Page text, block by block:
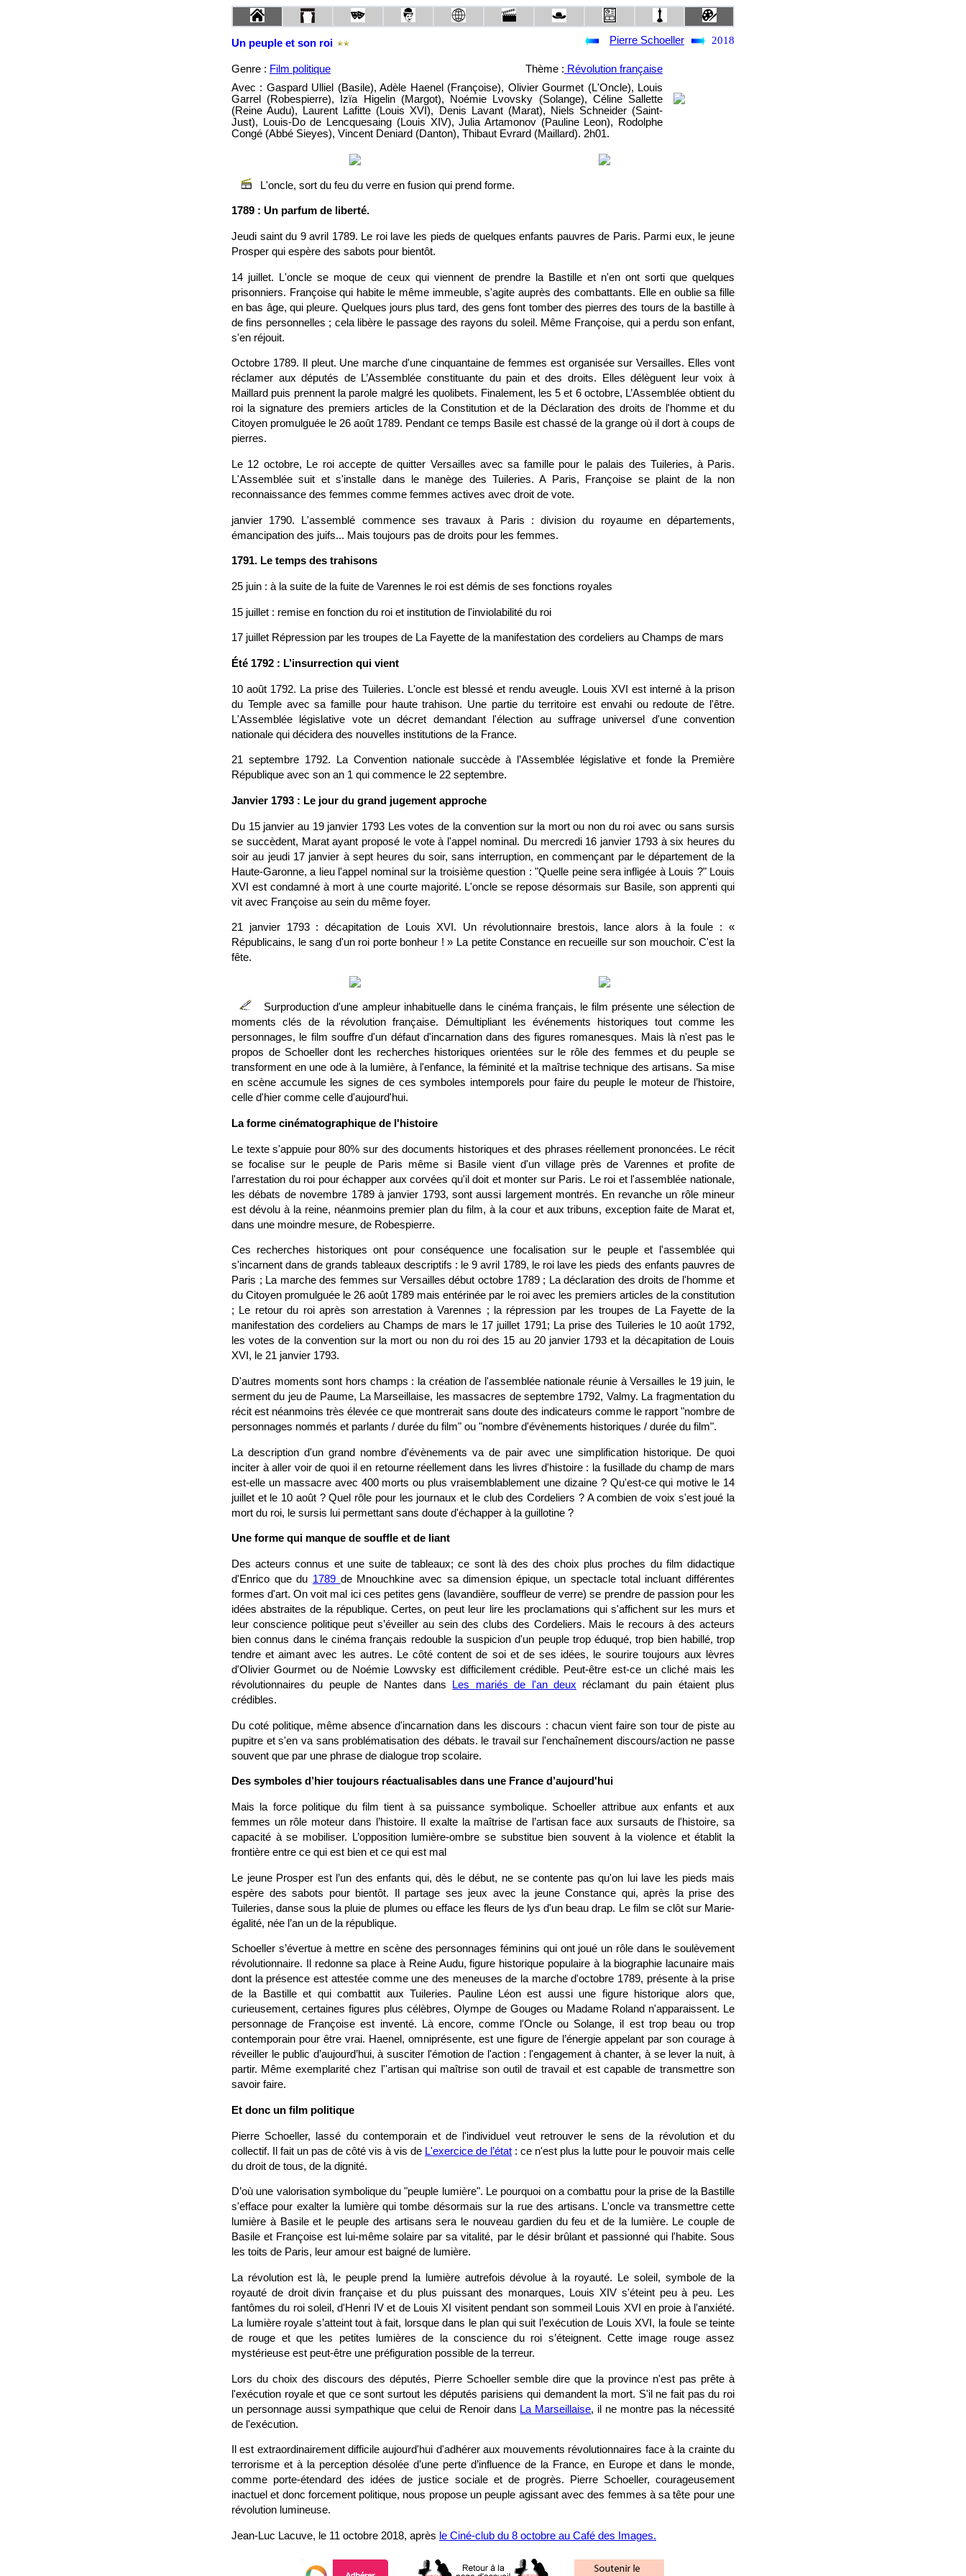
Un peuple et son roi Pierre Schoeller 2018
Genre : Film politique Thème : Révolution française
Avec : Gaspard Ulliel (Basile), Adèle Haenel (Françoise), Olivier Gourmet (L'Oncle), Louis
Garrel (Robespierre), Izïa Higelin (Margot), Noémie Lvovsky (Solange), Céline Sallette
(Reine Audu), Laurent Lafitte (Louis XVI), Denis Lavant (Marat), Niels Schneider (Saint-
Just), Louis-Do de Lencquesaing (Louis XIV), Julia Artamonov (Pauline Leon), Rodolphe
Congé (Abbé Sieyes), Vincent Deniard (Danton), Thibaut Evrard (Maillard). 2h01.
L'oncle, sort du feu du verre en fusion qui prend forme.
1789 : Un parfum de liberté.
Jeudi saint du 9 avril 1789. Le roi lave les pieds de quelques enfants pauvres de Paris. Parmi eux, le jeune
Prosper qui espère des sabots pour bientôt.
14 juillet. L'oncle se moque de ceux qui viennent de prendre la Bastille et n'en ont sorti que quelques
prisonniers. Françoise qui habite le même immeuble, s'agite auprès des combattants. Elle en oublie sa fille
en bas âge, qui pleure. Quelques jours plus tard, des gens font tomber des pierres des tours de la bastille à
de fins personnelles ; cela libère le passage des rayons du soleil. Même Françoise, qui a perdu son enfant,
s'en réjouit.
Octobre 1789. Il pleut. Une marche d'une cinquantaine de femmes est organisée sur Versailles. Elles vont
réclamer aux députés de L’Assemblée constituante du pain et des droits. Elles délèguent leur voix à
Maillard puis prennent la parole malgré les quolibets. Finalement, les 5 et 6 octobre, L’Assemblée obtient du
roi la signature des premiers articles de la Constitution et de la Déclaration des droits de l'homme et du
Citoyen promulguée le 26 août 1789. Pendant ce temps Basile est chassé de la grange où il dort à coups de
pierres.
Le 12 octobre, Le roi accepte de quitter Versailles avec sa famille pour le palais des Tuileries, à Paris.
L'Assemblée suit et s'installe dans le manège des Tuileries. A Paris, Françoise se plaint de la non
reconnaissance des femmes comme femmes actives avec droit de vote.
janvier 1790. L'assemblé commence ses travaux à Paris : division du royaume en départements,
émancipation des juifs... Mais toujours pas de droits pour les femmes.
1791. Le temps des trahisons
25 juin : à la suite de la fuite de Varennes le roi est démis de ses fonctions royales
15 juillet : remise en fonction du roi et institution de l'inviolabilité du roi
17 juillet Répression par les troupes de La Fayette de la manifestation des cordeliers au Champs de mars
Été 1792 : L’insurrection qui vient
10 août 1792. La prise des Tuileries. L'oncle est blessé et rendu aveugle. Louis XVI est interné à la prison
du Temple avec sa famille pour haute trahison. Une partie du territoire est envahi ou redoute de l'être.
L'Assemblée législative vote un décret demandant l'élection au suffrage universel d'une convention
nationale qui décidera des nouvelles institutions de la France.
21 septembre 1792. La Convention nationale succède à l’Assemblée législative et fonde la Première
République avec son an 1 qui commence le 22 septembre.
Janvier 1793 : Le jour du grand jugement approche
Du 15 janvier au 19 janvier 1793 Les votes de la convention sur la mort ou non du roi avec ou sans sursis
se succèdent, Marat ayant proposé le vote à l'appel nominal. Du mercredi 16 janvier 1793 à six heures du
soir au jeudi 17 janvier à sept heures du soir, sans interruption, en commençant par le département de la
Haute-Garonne, a lieu l'appel nominal sur la troisième question : "Quelle peine sera infligée à Louis ?" Louis
XVI est condamné à mort à une courte majorité. L'oncle se repose désormais sur Basile, son apprenti qui
vit avec Françoise au sein du même foyer.
21 janvier 1793 : décapitation de Louis XVI. Un révolutionnaire brestois, lance alors à la foule : «
Républicains, le sang d'un roi porte bonheur ! » La petite Constance en recueille sur son mouchoir. C'est la
fête.
Surproduction d'une ampleur inhabituelle dans le cinéma français, le film présente une sélection de
moments clés de la révolution française. Démultipliant les événements historiques tout comme les
personnages, le film souffre d'un défaut d'incarnation dans des figures romanesques. Mais là n'est pas le
propos de Schoeller dont les recherches historiques orientées sur le rôle des femmes et du peuple se
transforment en une ode à la lumière, à l'enfance, la féminité et la maîtrise technique des artisans. Sa mise
en scène accumule les signes de ces symboles intemporels pour faire du peuple le moteur de l’histoire,
celle d'hier comme celle d'aujourd'hui.
La forme cinématographique de l'histoire
Le texte s'appuie pour 80% sur des documents historiques et des phrases réellement prononcées. Le récit
se focalise sur le peuple de Paris même si Basile vient d'un village près de Varennes et profite de
l'arrestation du roi pour échapper aux corvées qu'il doit et monter sur Paris. Le roi et l'assemblée nationale,
les débats de novembre 1789 à janvier 1793, sont aussi largement montrés. En revanche un rôle mineur
est dévolu à la reine, néanmoins premier plan du film, à la cour et aux tribuns, exception faite de Marat et,
dans une moindre mesure, de Robespierre.
Ces recherches historiques ont pour conséquence une focalisation sur le peuple et l'assemblée qui
s'incarnent dans de grands tableaux descriptifs : le 9 avril 1789, le roi lave les pieds des enfants pauvres de
Paris ; La marche des femmes sur Versailles début octobre 1789 ; La déclaration des droits de l'homme et
du Citoyen promulguée le 26 août 1789 mais entérinée par le roi avec les premiers articles de la constitution
; Le retour du roi après son arrestation à Varennes ; la répression par les troupes de La Fayette de la
manifestation des cordeliers au Champs de mars le 17 juillet 1791; La prise des Tuileries le 10 août 1792,
les votes de la convention sur la mort ou non du roi des 15 au 20 janvier 1793 et la décapitation de Louis
XVI, le 21 janvier 1793.
D'autres moments sont hors champs : la création de l'assemblée nationale réunie à Versailles le 19 juin, le
serment du jeu de Paume, La Marseillaise, les massacres de septembre 1792, Valmy. La fragmentation du
récit est néanmoins très élevée ce que montrerait sans doute des indicateurs comme le rapport "nombre de
personnages nommés et parlants / durée du film" ou "nombre d'évènements historiques / durée du film".
La description d'un grand nombre d'évènements va de pair avec une simplification historique. De quoi
inciter à aller voir de quoi il en retourne réellement dans les livres d'histoire : la fusillade du champ de mars
est-elle un massacre avec 400 morts ou plus vraisemblablement une dizaine ? Qu'est-ce qui motive le 14
juillet et le 10 août ? Quel rôle pour les journaux et le club des Cordeliers ? A combien de voix s'est joué la
mort du roi, le sursis lui permettant sans doute d'échapper à la guillotine ?
Une forme qui manque de souffle et de liant
Des acteurs connus et une suite de tableaux; ce sont là des des choix plus proches du film didactique
d'Enrico que du 1789 de Mnouchkine avec sa dimension épique, un spectacle total incluant différentes
formes d'art. On voit mal ici ces petites gens (lavandière, souffleur de verre) se prendre de passion pour les
idées abstraites de la république. Certes, on peut leur lire les proclamations qui s'affichent sur les murs et
leur conscience politique peut s’éveiller au sein des clubs des Cordeliers. Mais le recours à des acteurs
bien connus dans le cinéma français redouble la suspicion d'un peuple trop éduqué, trop bien habillé, trop
tendre et aimant avec les autres. Le côté content de soi et de ses idées, le sourire toujours aux lèvres
d'Olivier Gourmet ou de Noémie Lowvsky est difficilement crédible. Peut-être est-ce un cliché mais les
révolutionnaires du peuple de Nantes dans
Les mariés de l'an deux réclamant du pain étaient plus
crédibles.
Du coté politique, même absence d'incarnation dans les discours : chacun vient faire son tour de piste au
pupitre et s'en va sans problématisation des débats. le travail sur l'enchaînement discours/action ne passe
souvent que par une phrase de dialogue trop scolaire.
Des symboles d’hier toujours réactualisables dans une France d’aujourd'hui
Mais la force politique du film tient à sa puissance symbolique. Schoeller attribue aux enfants et aux
femmes un rôle moteur dans l’histoire. Il exalte la maîtrise de l’artisan face aux sursauts de l'histoire, sa
capacité à se mobiliser. L’opposition lumière-ombre se substitue bien souvent à la violence et établit la
frontière entre ce qui est bien et ce qui est mal
Le jeune Prosper est l’un des enfants qui, dès le début, ne se contente pas qu'on lui lave les pieds mais
espère des sabots pour bientôt. Il partage ses jeux avec la jeune Constance qui, après la prise des
Tuileries, danse sous la pluie de plumes ou efface les fleurs de lys d'un beau drap. Le film se clôt sur Marie-
égalité, née l’an un de la république.
Schoeller s’évertue à mettre en scène des personnages féminins qui ont joué un rôle dans le soulèvement
révolutionnaire. Il redonne sa place à Reine Audu, figure historique populaire à la biographie lacunaire mais
dont la présence est attestée comme une des meneuses de la marche d'octobre 1789, présente à la prise
de la Bastille et qui combattit aux Tuileries. Pauline Léon est aussi une figure historique alors que,
curieusement, certaines figures plus célèbres, Olympe de Gouges ou Madame Roland n'apparaissent. Le
personnage de Françoise est inventé. Là encore, comme l'Oncle ou Solange, il est trop beau ou trop
contemporain pour être vrai. Haenel, omniprésente, est une figure de l’énergie appelant par son courage à
réveiller le public d’aujourd’hui, à susciter l'émotion de l'action : l'engagement à chanter, à se lever la nuit, à
partir. Même exemplarité chez l''artisan qui maîtrise son outil de travail et est capable de transmettre son
savoir faire.
Et donc un film politique
Pierre Schoeller, lassé du contemporain et de l'individuel veut retrouver le sens de la révolution et du
collectif. Il fait un pas de côté vis à vis de L'exercice de l’état : ce n'est plus la lutte pour le pouvoir mais celle
du droit de tous, de la dignité.
D’où une valorisation symbolique du "peuple lumière". Le pourquoi on a combattu pour la prise de la Bastille
s'efface pour exalter la lumière qui tombe désormais sur la rue des artisans. L'oncle va transmettre cette
lumière à Basile et le peuple des artisans sera le nouveau gardien du feu et de la lumière. Le couple de
Basile et Françoise est lui-même solaire par sa vitalité, par le désir brûlant et passionné qui l'habite. Sous
les toits de Paris, leur amour est baigné de lumière.
La révolution est là, le peuple prend la lumière autrefois dévolue à la royauté. Le soleil, symbole de la
royauté de droit divin française et du plus puissant des monarques, Louis XIV s'éteint peu à peu. Les
fantômes du roi soleil, d'Henri IV et de Louis XI visitent pendant son sommeil Louis XVI en proie à l'anxiété.
La lumière royale s’atteint tout à fait, lorsque dans le plan qui suit l’exécution de Louis XVI, la foule se teinte
de rouge et que les petites lumières de la conscience du roi s’éteignent. Cette image rouge assez
mystérieuse est peut-être une préfiguration possible de la terreur.
Lors du choix des discours des députés, Pierre Schoeller semble dire que la province n'est pas prête à
l'exécution royale et que ce sont surtout les députés parisiens qui demandent la mort. S'il ne fait pas du roi
un personnage aussi sympathique que celui de Renoir dans La Marseillaise, il ne montre pas la nécessité
de l'exécution.
Il est extraordinairement difficile aujourd'hui d'adhérer aux mouvements révolutionnaires face à la crainte du
terrorisme et à la perception désolée d’une perte d’influence de la France, en Europe et dans le monde,
comme porte-étendard des idées de justice sociale et de progrès. Pierre Schoeller, courageusement
inactuel et donc forcement politique, nous propose un peuple agissant avec des femmes à sa tête pour une
révolution lumineuse.
Jean-Luc Lacuve, le 11 octobre 2018, après le Ciné-club du 8 octobre au Café des Images.